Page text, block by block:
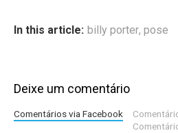
In this article: billy porter, pose
Deixe um comentário
Comentários via Facebook